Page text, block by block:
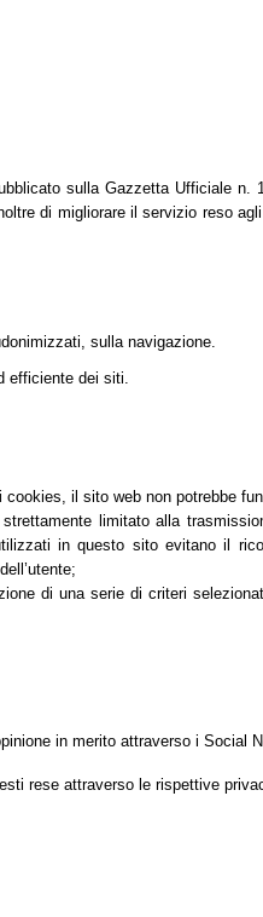
sulla Gazzetta Ufficiale
di migliorare il servizio reso
sulla navigazione.
efficiente dei siti.
il sito web non potrebbe
limitato alla
in questo sito evitano il
di una serie di criteri
in merito attraverso i Social
rese attraverso le rispettive